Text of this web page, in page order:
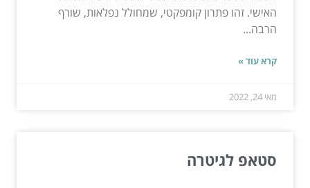
האישי. זהו פתרון קומפקטי, שמחולל נפלאות, שורף
הרבה...
קרא עוד »
מאי 24, 2022
סטאפ לגיטרה